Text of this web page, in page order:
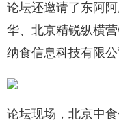
论坛还邀请了东阿
华、北京精锐纵横
纳食信息科技有限
论坛现场，北京中